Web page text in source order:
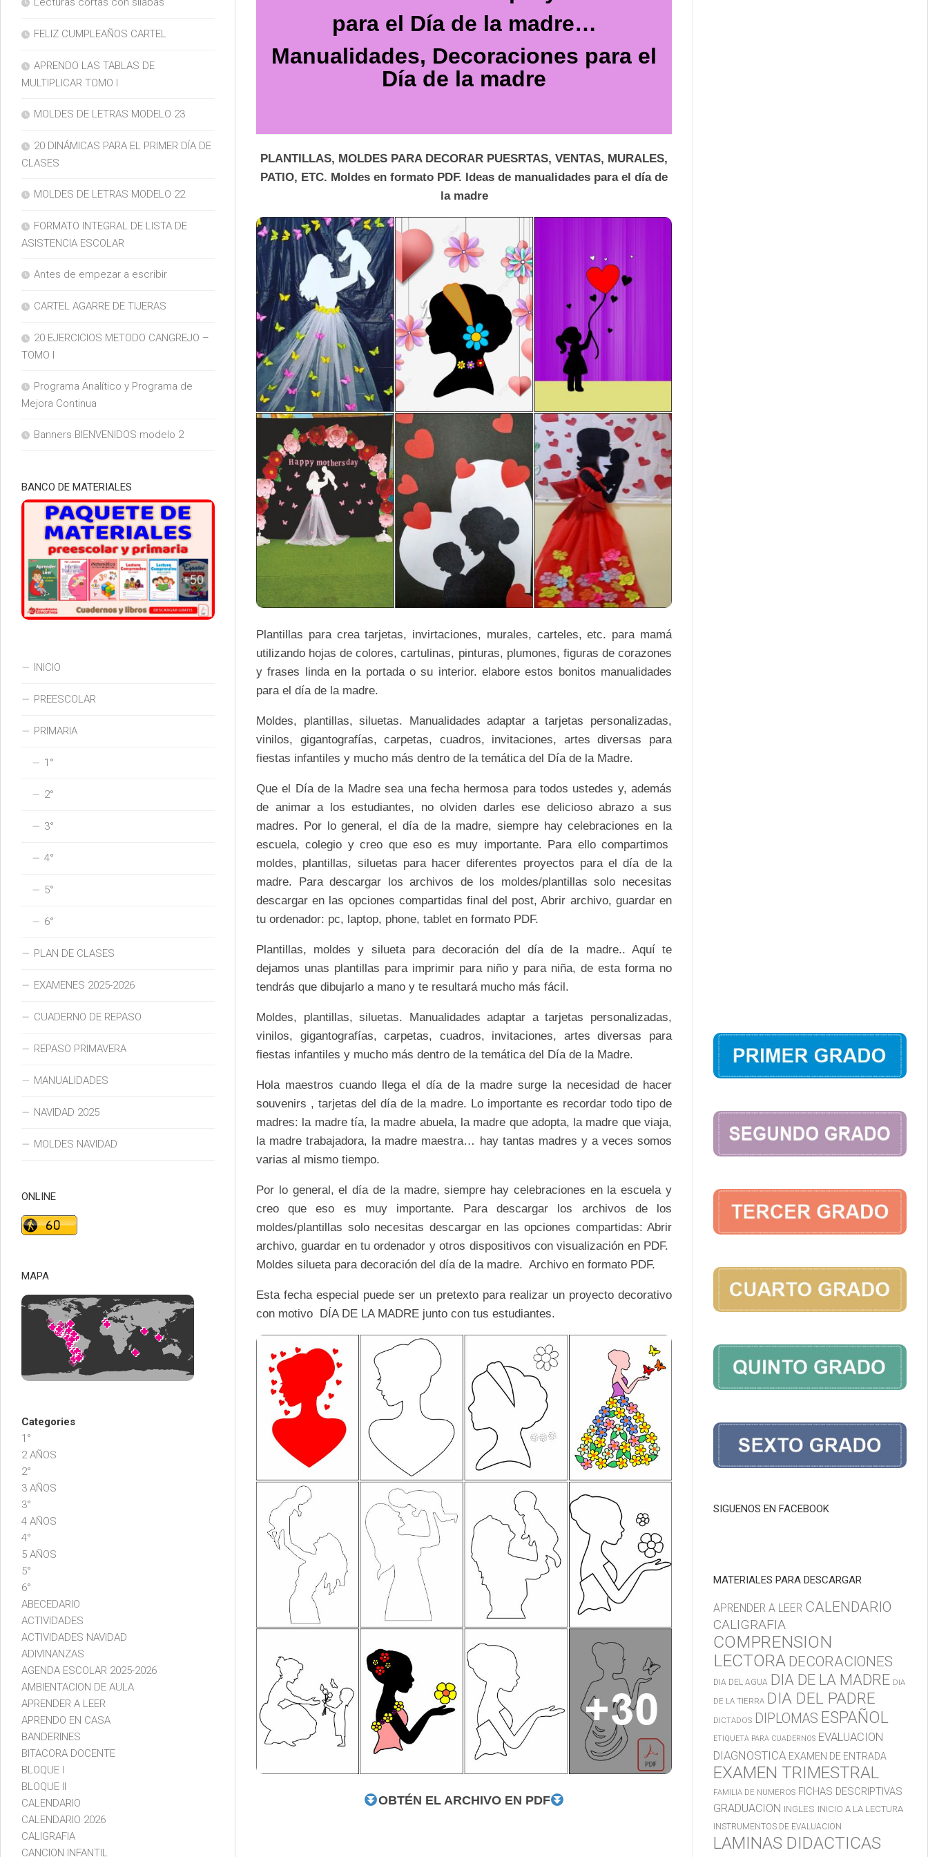
para el Día de la madre…
Manualidades, Decoraciones para el
Día de la madre
PLANTILLAS, MOLDES PARA DECORAR PUESRTAS, VENTAS, MURALES,
PATIO, ETC. Moldes en formato PDF. Ideas de manualidades para el día de
la madre
Plantillas para crea tarjetas, invirtaciones, murales, carteles, etc. para mamá
utilizando hojas de colores, cartulinas, pinturas, plumones, figuras de corazones
y frases linda en la portada o su interior. elabore estos bonitos manualidades
para el día de la madre.
Moldes, plantillas, siluetas. Manualidades adaptar a tarjetas personalizadas,
vinilos, gigantografías, carpetas, cuadros, invitaciones, artes diversas para
fiestas infantiles y mucho más dentro de la temática del Día de la Madre.
Que el Día de la Madre sea una fecha hermosa para todos ustedes y, además
de animar a los estudiantes, no olviden darles ese delicioso abrazo a sus
madres. Por lo general, el día de la madre, siempre hay celebraciones en la
escuela, colegio y creo que eso es muy importante. Para ello compartimos
moldes, plantillas, siluetas para hacer diferentes proyectos para el día de la
madre. Para descargar los archivos de los moldes/plantillas solo necesitas
descargar en las opciones compartidas final del post, Abrir archivo, guardar en
tu ordenador: pc, laptop, phone, tablet en formato PDF.
Plantillas, moldes y silueta para decoración del día de la madre.. Aquí te
dejamos unas plantillas para imprimir para niño y para niña, de esta forma no
tendrás que dibujarlo a mano y te resultará mucho más fácil.
Moldes, plantillas, siluetas. Manualidades adaptar a tarjetas personalizadas,
vinilos, gigantografías, carpetas, cuadros, invitaciones, artes diversas para
fiestas infantiles y mucho más dentro de la temática del Día de la Madre.
Hola maestros cuando llega el día de la madre surge la necesidad de hacer
souvenirs , tarjetas del día de la madre. Lo importante es recordar todo tipo de
madres: la madre tía, la madre abuela, la madre que adopta, la madre que viaja,
la madre trabajadora, la madre maestra… hay tantas madres y a veces somos
varias al mismo tiempo.
Por lo general, el día de la madre, siempre hay celebraciones en la escuela y
creo que eso es muy importante. Para descargar los archivos de los
moldes/plantillas solo necesitas descargar en las opciones compartidas: Abrir
archivo, guardar en tu ordenador y otros dispositivos con visualización en PDF.
Moldes silueta para decoración del día de la madre. Archivo en formato PDF.
Esta fecha especial puede ser un pretexto para realizar un proyecto decorativo
con motivo DÍA DE LA MADRE junto con tus estudiantes.
OBTÉN EL ARCHIVO EN PDF
FELIZ CUMPLEAÑOS CARTEL
APRENDO LAS TABLAS DE
MULTIPLICAR TOMO I
MOLDES DE LETRAS MODELO 23
20 DINÁMICAS PARA EL PRIMER DÍA DE
CLASES
MOLDES DE LETRAS MODELO 22
FORMATO INTEGRAL DE LISTA DE
ASISTENCIA ESCOLAR
Antes de empezar a escribir
CARTEL AGARRE DE TIJERAS
20 EJERCICIOS METODO CANGREJO –
TOMO I
Programa Analítico y Programa de
Mejora Continua
Banners BIENVENIDOS modelo 2
BANCO DE MATERIALES
INICIO
PREESCOLAR
PRIMARIA
1°
2°
3°
4°
5°
6°
PLAN DE CLASES
EXAMENES 2025-2026
CUADERNO DE REPASO
REPASO PRIMAVERA
MANUALIDADES
NAVIDAD 2025
MOLDES NAVIDAD
ONLINE
MAPA
Categories
1°
2 AÑOS
2°
3 AÑOS
3°
4 AÑOS
4°
5 AÑOS
5°
6°
ABECEDARIO
ACTIVIDADES
ACTIVIDADES NAVIDAD
ADIVINANZAS
AGENDA ESCOLAR 2025-2026
AMBIENTACION DE AULA
APRENDER A LEER
APRENDO EN CASA
BANDERINES
BITACORA DOCENTE
BLOQUE I
BLOQUE II
CALENDARIO
CALENDARIO 2026
CALIGRAFIA
CANCION INFANTIL
SIGUENOS EN FACEBOOK
MATERIALES PARA DESCARGAR
APRENDER A LEER CALENDARIO
CALIGRAFIA
COMPRENSION
LECTORA DECORACIONES
DIA DEL AGUA DIA DE LA MADRE DIA
DE LA TIERRA DIA DEL PADRE
DICTADOS DIPLOMAS ESPAÑOL
ETIQUETA PARA CUADERNOS EVALUACION
DIAGNOSTICA EXAMEN DE ENTRADA
EXAMEN TRIMESTRAL
FAMILIA DE NUMEROS FICHAS DESCRIPTIVAS
GRADUACION INGLES INICIO A LA LECTURA
INSTRUMENTOS DE EVALUACION
LAMINAS DIDACTICAS